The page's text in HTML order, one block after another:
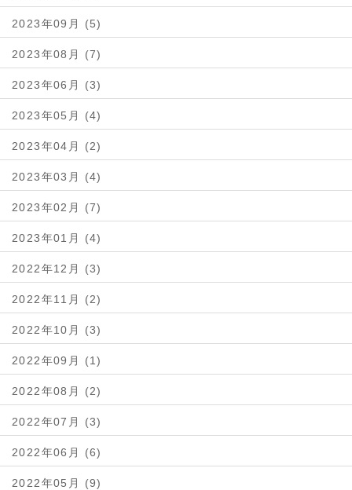
2023年09月 (5)
2023年08月 (7)
2023年06月 (3)
2023年05月 (4)
2023年04月 (2)
2023年03月 (4)
2023年02月 (7)
2023年01月 (4)
2022年12月 (3)
2022年11月 (2)
2022年10月 (3)
2022年09月 (1)
2022年08月 (2)
2022年07月 (3)
2022年06月 (6)
2022年05月 (9)